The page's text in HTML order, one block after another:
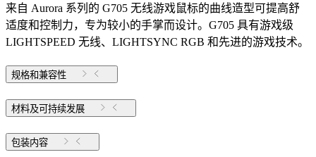
来自 Aurora 系列的 G705 无线游戏鼠标的曲线造型可提高舒
适度和控制力，专为较小的手掌而设计。G705 具有游戏级
LIGHTSPEED 无线、LIGHTSYNC RGB 和先进的游戏技术。
规格和兼容性
材料及可持续发展
包装内容